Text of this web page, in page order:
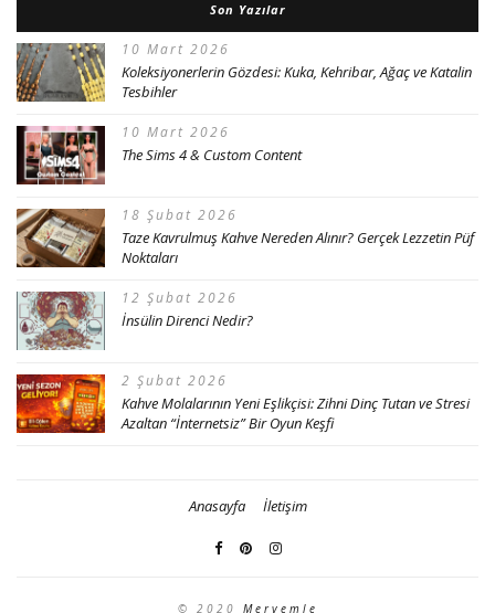
Son Yazılar
10 Mart 2026
Koleksiyonerlerin Gözdesi: Kuka, Kehribar, Ağaç ve Katalin
Tesbihler
10 Mart 2026
The Sims 4 & Custom Content
18 Şubat 2026
Taze Kavrulmuş Kahve Nereden Alınır? Gerçek Lezzetin Püf
Noktaları
12 Şubat 2026
İnsülin Direnci Nedir?
2 Şubat 2026
Kahve Molalarının Yeni Eşlikçisi: Zihni Dinç Tutan ve Stresi
Azaltan “İnternetsiz” Bir Oyun Keşfi
Anasayfa İletişim
© 2020 Meryemle